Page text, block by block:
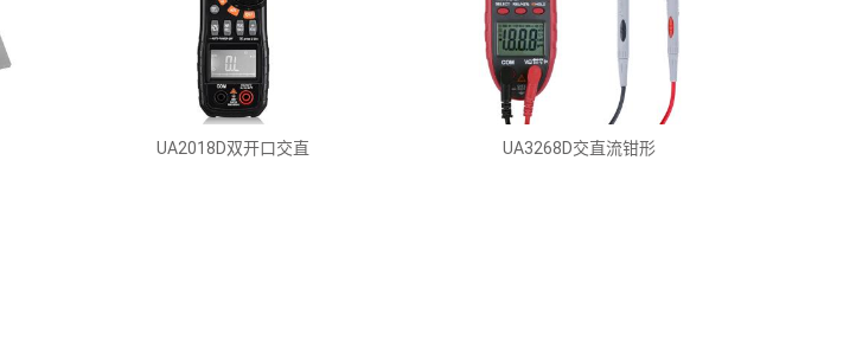
UA2018D双开口交直 UA3268D交直流钳形